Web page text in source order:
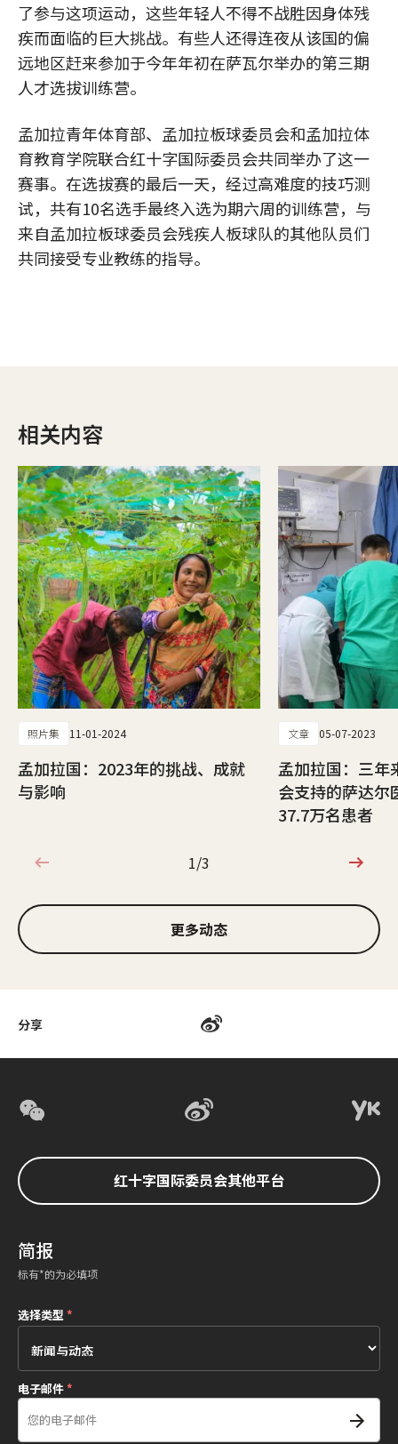
分享
了参与这项运动，这些年轻人不得不战胜因身体残
疾而面临的巨大挑战。有些人还得连夜从该国的偏
远地区赶来参加于今年年初在萨瓦尔举办的第三期
人才选拔训练营。
孟加拉青年体育部、孟加拉板球委员会和孟加拉体
育教育学院联合红十字国际委员会共同举办了这一
赛事。在选拔赛的最后一天，经过高难度的技巧测
试，共有10名选手最终入选为期六周的训练营，与
来自孟加拉板球委员会残疾人板球队的其他队员们
共同接受专业教练的指导。
相关内容
照片集 11-01-2024
孟加拉国：2023年的挑战、成就
与影响
文章 05-07-2023
孟加拉国：三年
会支持的萨达尔
37.7万名患者
1/3
1/3
更多动态
红十字国际委员会其他平台
简报
标有*的为必填项
选择类型*
电子邮件*